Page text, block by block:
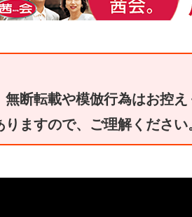
断転載や模倣行為はお控え
ますので、ご理解ください